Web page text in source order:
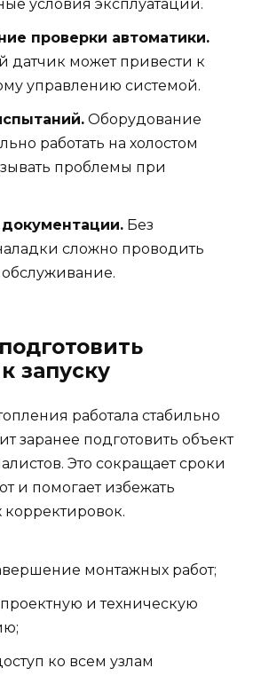
условия эксплуатации.
проверки автоматики.
датчик может привести к
управлению системой.
Оборудование
работать на холостом
проблемы при
Без
сложно проводить
запуску
работала стабильно
заранее подготовить объект
Это сокращает сроки
и помогает избежать
монтажных работ;
и техническую
ко всем узлам